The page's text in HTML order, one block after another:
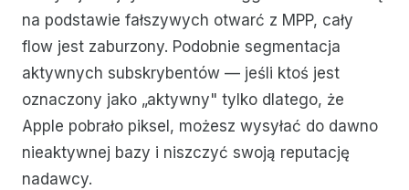
na podstawie fałszywych otwarć z MPP, cały
flow jest zaburzony. Podobnie segmentacja
aktywnych subskrybentów — jeśli ktoś jest
oznaczony jako „aktywny" tylko dlatego, że
Apple pobrało piksel, możesz wysyłać do dawno
nieaktywnej bazy i niszczyć swoją reputację
nadawcy.